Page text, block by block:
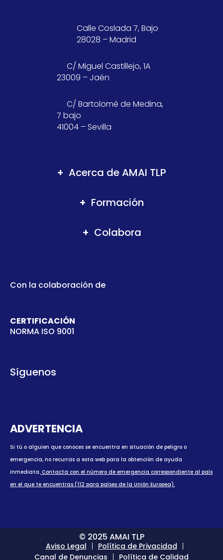
Calle Coslada 7, Bajo
28028 – Madrid
C/ Miguel Castillejo, 1A
23009 – Jaén
C/ Bartolomé de Medina,
7 bajo
41004 – Sevilla
Acerca de AMAI TLP
Formación
Colabora
Con la colaboración de
CERTIFICACIÓN
NORMA ISO 9001
Síguenos
ADVERTENCIA
Si tú o alguien que conoces se encuentra en situación de peligro o
emergencia, no recurras a esta web para la obtención de ayuda
inmediata. Contacta con el número de emergencia correspondiente al país
en el que te encuentras (112 para países de la Unión Europea).
© 2025 AMAI TLP
Aviso Legal
Política de Privacidad
Canal de Denuncias
Política de Calidad